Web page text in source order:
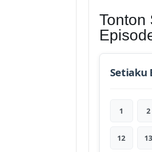
Tonton
Setiaku
1 2
12 13